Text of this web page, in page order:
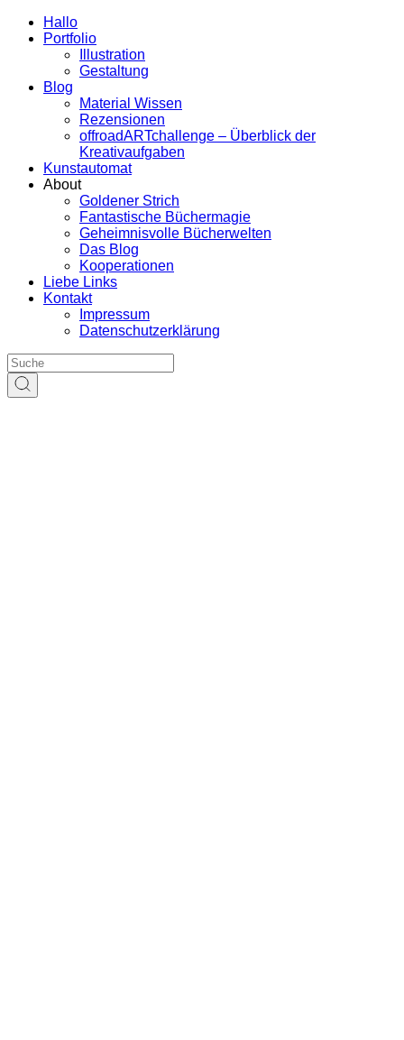
Hallo
Portfolio
Illustration
Gestaltung
Blog
Material Wissen
Rezensionen
offroadARTchallenge – Überblick der
Kreativaufgaben
Kunstautomat
About
Goldener Strich
Fantastische Büchermagie
Geheimnisvolle Bücherwelten
Das Blog
Kooperationen
Liebe Links
Kontakt
Impressum
Datenschutzerklärung